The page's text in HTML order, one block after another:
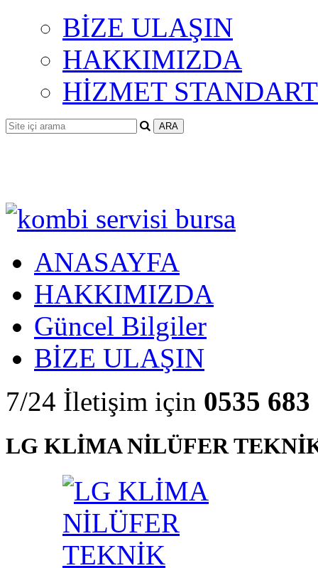
BİZE ULAŞIN
HAKKIMIZDA
HİZMET
ANASAYFA
HAKKIMIZDA
Güncel Bilgiler
BİZE ULAŞIN
7/24 İletişim için 0535 683
LG KLİMA NİLÜFER